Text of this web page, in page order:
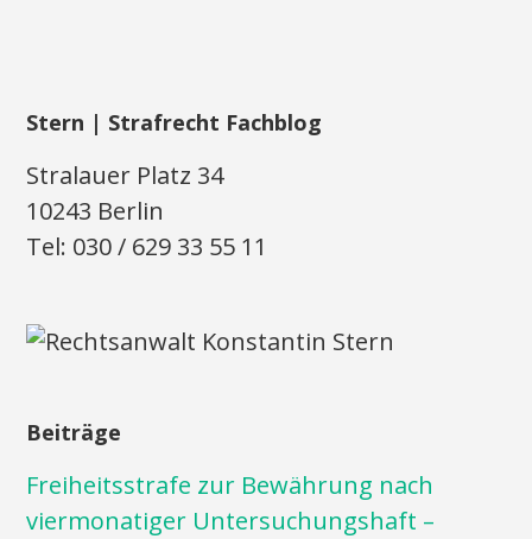
Stern | Strafrecht Fachblog
Stralauer Platz 34
10243 Berlin
Tel: 030 / 629 33 55 11
Beiträge
Freiheitsstrafe zur Bewährung nach
viermonatiger Untersuchungshaft –